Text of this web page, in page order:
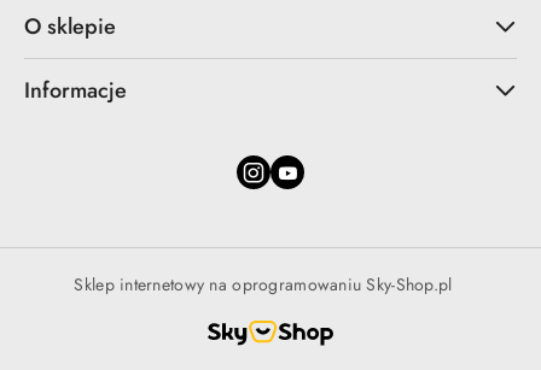
O sklepie
Informacje
Sklep internetowy na oprogramowaniu Sky-Shop.pl